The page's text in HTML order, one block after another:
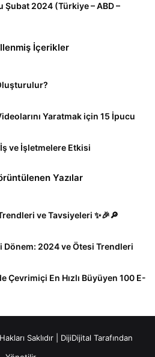
Şubat 2024 (Türkiye – ABD –
İçerikler
Yaratmak için 15 İpucu
ve İşletmelere Etkisi
Yazılar
ve Tavsiyeleri ✨🎉🔎
Dönem: 2024 ve Ötesi Trendleri
Çevrimiçi En Hızlı Büyüyen 100 E-
Saklıdır | DijiDijital Tarafından